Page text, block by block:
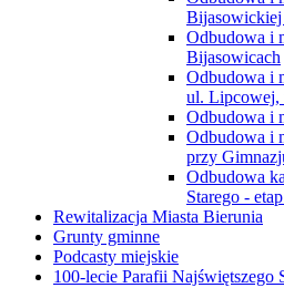
Odbudowa i
Bijasowicach
Odbudowa i
ul. Lipcowej,
Odbudowa i
Odbudowa i
przy
Odbudowa
Starego -
Rewitalizacja Miasta Bierunia
Grunty gminne
Podcasty miejskie
100-lecie Parafii Najświętszego